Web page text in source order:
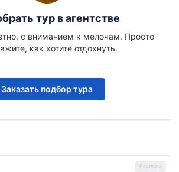
тур в агентстве
с вниманием к мелочам. Просто
как хотите отдохнуть.
Заказать подбор тура